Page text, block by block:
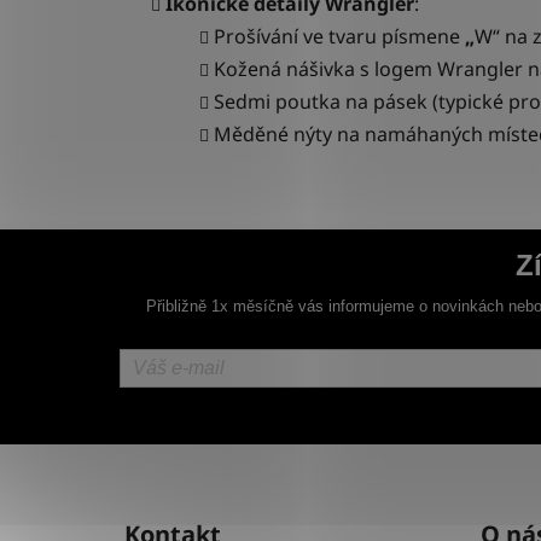
Prošívání ve tvaru písmene „W“ na
Kožená nášivka s logem Wrangler
Sedmi poutka na pásek (typické
Měděné nýty na namáhaných
Přibližně 1x měsíčně vás informujeme o novinkách
Kontakt O